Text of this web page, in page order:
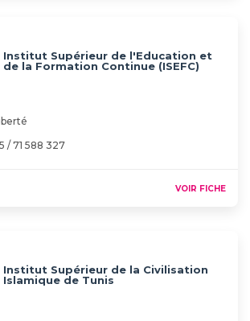
Institut Supérieur de l'Education et
de la Formation Continue (ISEFC)
/ 71 588 327
VOIR FICHE
Institut Supérieur de la Civilisation
Islamique de Tunis